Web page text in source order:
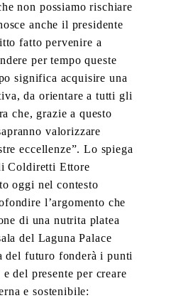
non possiamo rischiare
anche il presidente
fatto pervenire a
per tempo queste
significa acquisire una
da orientare a tutti gli
che, grazie a questo
valorizzare
eccellenze”. Lo spiega
Coldiretti Ettore
oggi nel contesto
l’argomento che
di una nutrita platea
del Laguna Palace
del futuro fonderà i punti
del presente per creare
e sostenibile: